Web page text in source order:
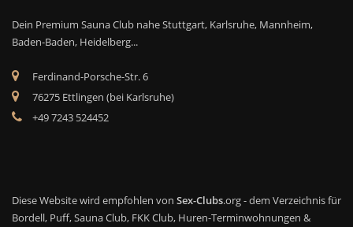
Dein Premium Sauna Club nahe Stuttgart, Karlsruhe, Mannheim,
Baden-Baden, Heidelberg...
Ferdinand-Porsche-Str. 6
76275 Ettlingen (bei Karlsruhe)
+49 7243 524452
Diese Website wird empfohlen von Sex-Clubs.org - dem Verzeichnis für
Bordell, Puff, Sauna Club, FKK Club, Huren-Terminwohnungen &